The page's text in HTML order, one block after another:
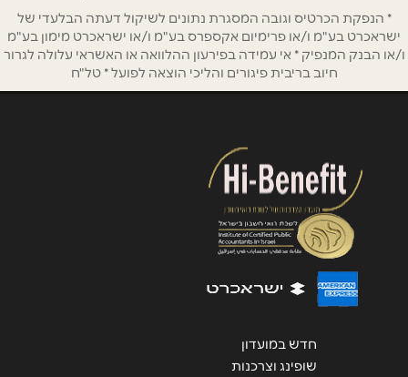
נושא*
אנא חזרו אלי בקשר ל...
הודעה*
שליחה
* הנפקת הכרטיס וגובה המסגרת נתונים לשיקול דעתה הבלעדי של
ישראכרט בע"מ ו/או פרימיום אקספרס בע"מ ו/או ישראכרט מימון בע"מ
ו/או הבנק המנפיק * אי עמידה בפירעון ההלוואה או האשראי עלולה לגרור
חיוב בריבית פיגורים והליכי הוצאה לפועל * טל"ח
חדש במועדון
שופינג וצרכנות